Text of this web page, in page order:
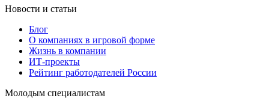
Новости и статьи
Блог
О компаниях в игровой форме
Жизнь в компании
ИТ-проекты
Рейтинг работодателей России
Молодым специалистам